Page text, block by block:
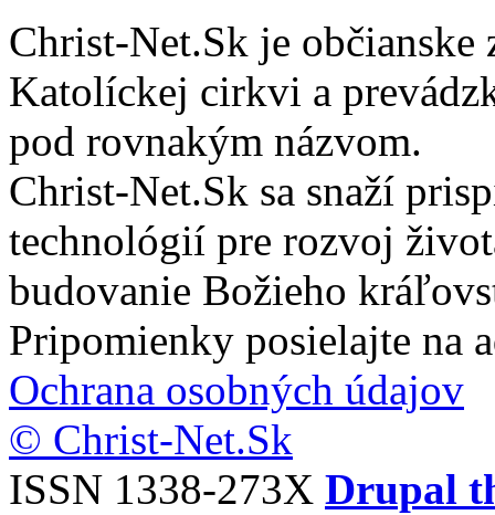
Christ-Net.Sk je
Katolíckej cirkvi a
pod rovnakým názvom.
Christ-Net.Sk sa snaží
technológií pre rozvoj
budovanie Božieho
Pripomienky posielajte na
Ochrana osobných údajov
© Christ-Net.Sk
ISSN 1338-273X Drupal